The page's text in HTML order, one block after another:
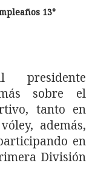
13°
presidente
sobre el
tanto en
además,
en
División